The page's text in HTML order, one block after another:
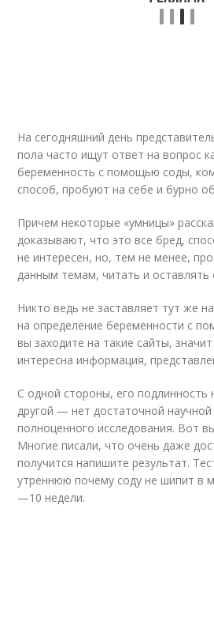
На сегодняшний день
пола часто ищут ответ на вопрос
беременность с помощью соды,
способ, пробуют на себе и бурно
Причем некоторые «умницы»
доказывают, что это все бред,
не интересен, но, тем не менее,
данным темам, читать и оставлять
Никто ведь не заставляет тут же
на определение беременности с
вы заходите на такие сайты,
интересна информация,
С одной стороны, его подлинность
другой — нет достаточной
полноценного исследования. Вот
Многие писали, что очень даже
получится напишите результат.
утреннюю почему соду не шипит в
—10 недели.